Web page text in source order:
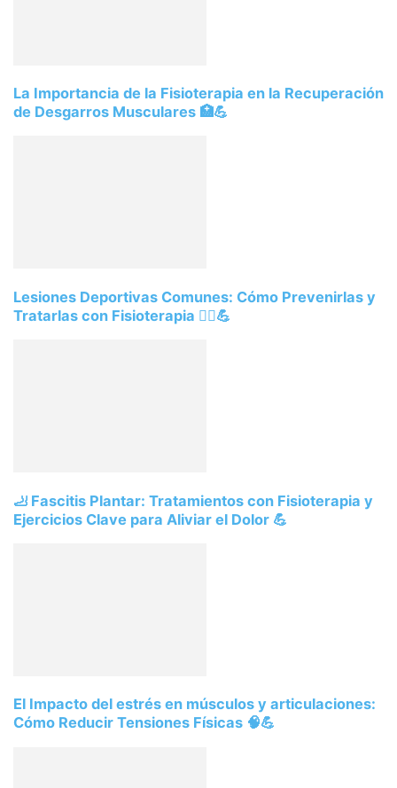
La Importancia de la Fisioterapia en la Recuperación
de Desgarros Musculares 🏥💪
Lesiones Deportivas Comunes: Cómo Prevenirlas y
Tratarlas con Fisioterapia 🏃‍♂️💪
🦶 Fascitis Plantar: Tratamientos con Fisioterapia y
Ejercicios Clave para Aliviar el Dolor 💪
El Impacto del estrés en músculos y articulaciones:
Cómo Reducir Tensiones Físicas 🧠💪